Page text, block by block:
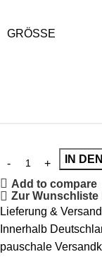
GRÖSSE
IN
Add to compare
Zur Wunschliste
Lieferung & Versand
Innerhalb
pauschale